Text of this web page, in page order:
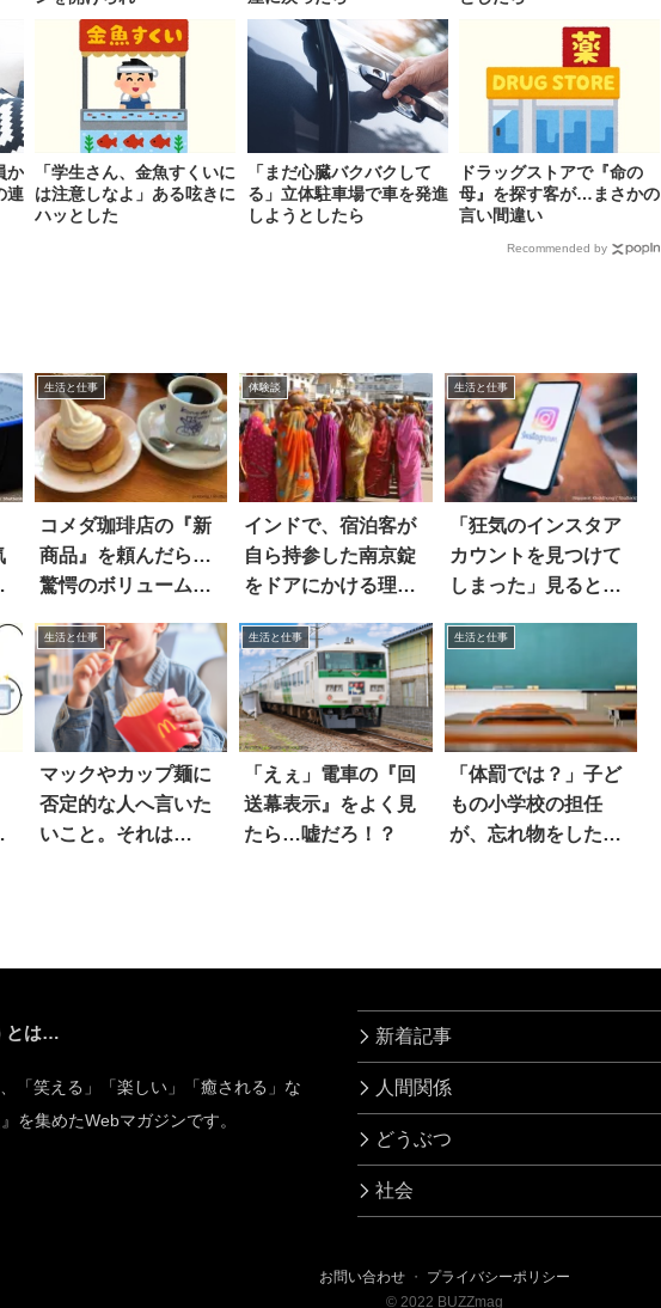
か
連
「学生さん、金魚すくいに
は注意しなよ」ある呟きに
ハッとした
「まだ心臓バクバクして
る」立体駐車場で車を発進
しようとしたら
ドラッグストアで『命の
母』を探す客が…まさかの
言い間違い
Recommended by
生活と仕事
コメダ珈琲店の『新
商品』を頼んだら…
驚愕のボリュームに
体験談
インドで、宿泊客が
自ら持参した南京錠
をドアにかける理由
生活と仕事
「狂気のインスタア
カウントを見つけて
しまった」見ると…
生活と仕事
マックやカップ麺に
否定的な人へ言いた
いこと。それは…
生活と仕事
「えぇ」電車の『回
送幕表示』をよく見
たら…嘘だろ！？
生活と仕事
「体罰では？」子ど
もの小学校の担任
が、忘れ物をした罰
とは…
「笑える」「楽しい」「癒される」な
を集めたWebマガジンです。
新着記事
人間関係
どうぶつ
社会
お問い合わせ ・ プライバシーポリシー
© 2022 BUZZmag